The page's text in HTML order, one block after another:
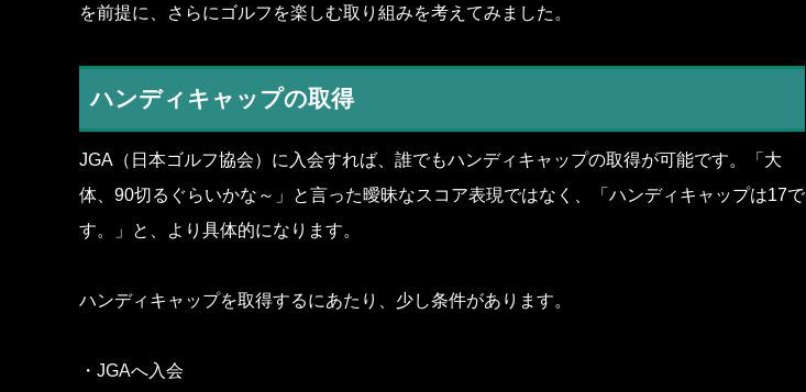
を前提に、さらにゴルフを楽しむ取り組みを考えてみました。
ハンディキャップの取得
JGA（日本ゴルフ協会）に入会すれば、誰でもハンディキャップの取得が可能です。「大
体、90切るぐらいかな～」と言った曖昧なスコア表現ではなく、「ハンディキャップは17で
す。」と、より具体的になります。
ハンディキャップを取得するにあたり、少し条件があります。
・JGAへ入会